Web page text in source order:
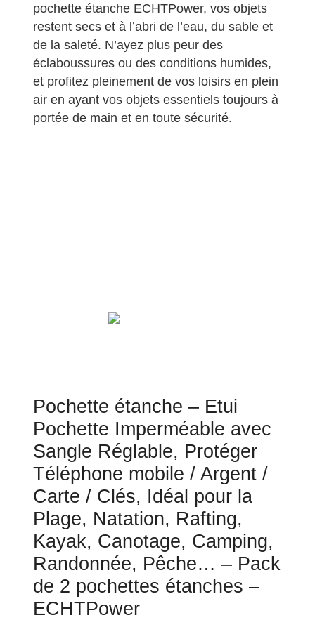
pochette étanche ECHTPower, vos objets
restent secs et à l’abri de l’eau, du sable et
de la saleté. N’ayez plus peur des
éclaboussures ou des conditions humides,
et profitez pleinement de vos loisirs en plein
air en ayant vos objets essentiels toujours à
portée de main et en toute sécurité.
Pochette étanche – Etui
Pochette Imperméable avec
Sangle Réglable, Protéger
Téléphone mobile / Argent /
Carte / Clés, Idéal pour la
Plage, Natation, Rafting,
Kayak, Canotage, Camping,
Randonnée, Pêche… – Pack
de 2 pochettes étanches –
ECHTPower